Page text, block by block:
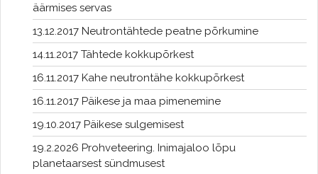
äärmises servas
13.12.2017 Neutrontähtede peatne põrkumine
14.11.2017 Tähtede kokkupõrkest
16.11.2017 Kahe neutrontähe kokkupõrkest
16.11.2017 Päikese ja maa pimenemine
19.10.2017 Päikese sulgemisest
19.2.2026 Prohveteering. Inimajaloo lõpu
planetaarsest sündmusest